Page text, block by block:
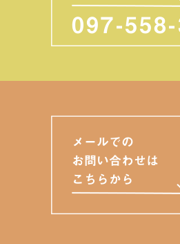
097-
メールでの
お問い合わせは
こちらから